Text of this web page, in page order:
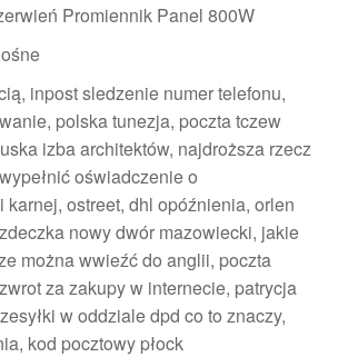
Promiennik Panel 800W
inpost sledzenie numer telefonu,
polska tunezja, poczta tczew
izba architektów, najdroższa rzecz
oświadczenie o
ostreet, dhl opóźnienia, orlen
nowy dwór mazowiecki, jakie
można wwieźć do anglii, poczta
za zakupy w internecie, patrycja
w oddziale dpd co to znaczy,
kod pocztowy płock